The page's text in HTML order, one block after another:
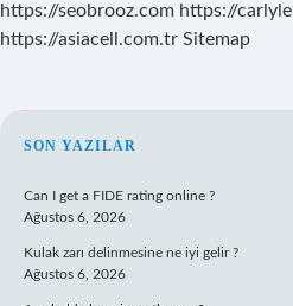
https://seobrooz.com https://
https://asiacell.com.tr Sitemap
SIDEBAR
SON YAZILAR
Can I get a FIDE rating online ?
Ağustos 6, 2026
Kulak zarı delinmesine ne iyi gelir ?
Ağustos 6, 2026